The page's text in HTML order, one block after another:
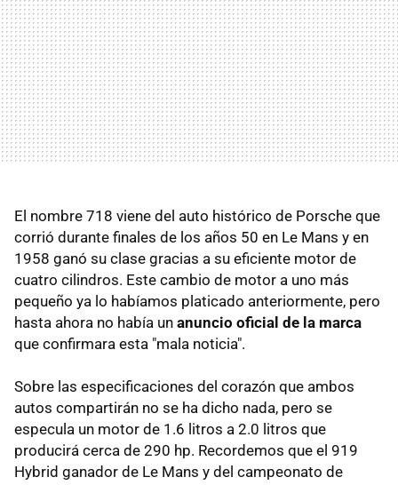
El nombre 718 viene del auto histórico de Porsche que
corrió durante finales de los años 50 en Le Mans y en
1958 ganó su clase gracias a su eficiente motor de
cuatro cilindros. Este cambio de motor a uno más
pequeño ya lo habíamos platicado anteriormente, pero
hasta ahora no había un anuncio oficial de la marca
que confirmara esta "mala noticia".
Sobre las especificaciones del corazón que ambos
autos compartirán no se ha dicho nada, pero se
especula un motor de 1.6 litros a 2.0 litros que
producirá cerca de 290 hp. Recordemos que el 919
Hybrid ganador de Le Mans y del campeonato de